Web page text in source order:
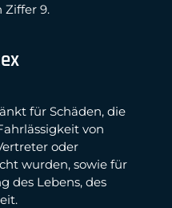
Ziffer 9.
für Schäden, die
von
oder
wurden, sowie für
des Lebens, des